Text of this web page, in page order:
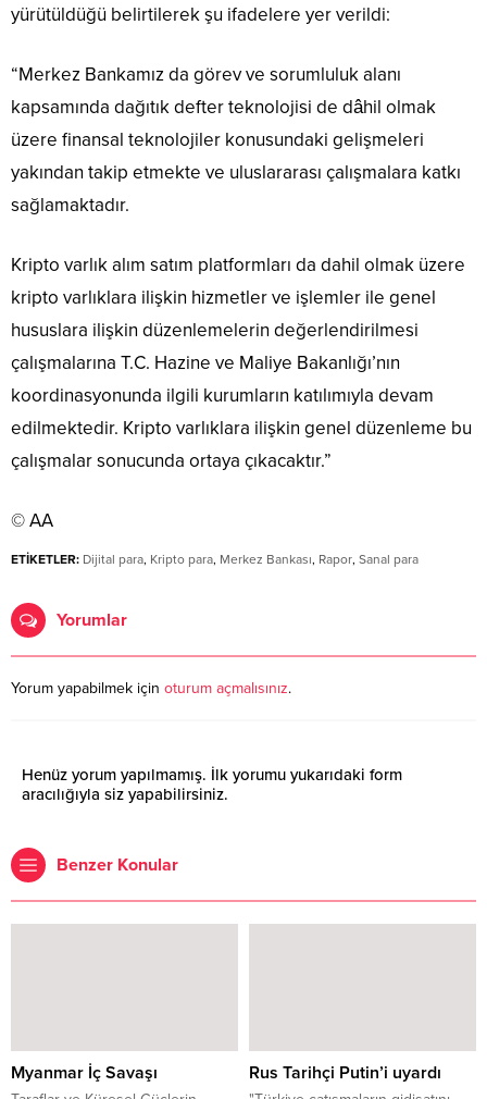
yürütüldüğü belirtilerek şu ifadelere yer verildi:
“Merkez Bankamız da görev ve sorumluluk alanı
kapsamında dağıtık defter teknolojisi de dâhil olmak
üzere finansal teknolojiler konusundaki gelişmeleri
yakından takip etmekte ve uluslararası çalışmalara katkı
sağlamaktadır.
Kripto varlık alım satım platformları da dahil olmak üzere
kripto varlıklara ilişkin hizmetler ve işlemler ile genel
hususlara ilişkin düzenlemelerin değerlendirilmesi
çalışmalarına T.C. Hazine ve Maliye Bakanlığı’nın
koordinasyonunda ilgili kurumların katılımıyla devam
edilmektedir. Kripto varlıklara ilişkin genel düzenleme bu
çalışmalar sonucunda ortaya çıkacaktır.”
© AA
ETİKETLER: Dijital para, Kripto para, Merkez Bankası, Rapor, Sanal para
Yorumlar
Yorum yapabilmek için oturum açmalısınız.
Henüz yorum yapılmamış. İlk yorumu yukarıdaki form
aracılığıyla siz yapabilirsiniz.
Benzer Konular
Myanmar İç Savaşı Rus Tarihçi Putin’i uyardı